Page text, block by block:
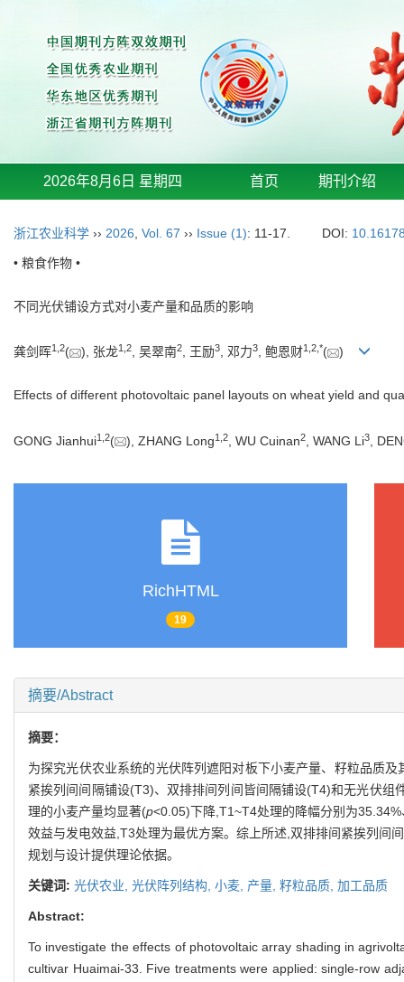
2026年8月6日 星期四 首页 期刊介绍
浙江农业科学 ›› 2026 Vol. 67 ›› Issue (1): 11-17. DOI:
• 粮食作物 •
不同光伏铺设方式对小麦产量和品质的影响
龚剑晖1 2( ), 张龙1 2, 吴翠南2, 王励3, 邓力3, 鲍恩财1 2 *( )
Effects of different photovoltaic panel layouts on wheat yield and
GONG Jianhui1 2( ), ZHANG Long1 2 , WU Cuinan2 , WANG Li3 ,
RichHTML
19
摘要/Abstract
摘要：
为探究光伏农业系统的光伏阵列遮阳对板下小麦产量、籽粒品质
紧挨列间间隔铺设(T3)、双排排间列间皆间隔铺设(T4)和无光伏
理的小麦产量均显著(p<0.05)下降,T1~T4处理的降幅分别为
效益与发电效益,T3处理为最优方案。综上所述,双排排间紧挨列间
规划与设计提供理论依据。
关键词: 光伏农业, 光伏阵列结构, 小麦, 产量, 籽粒品质, 加工品质
Abstract:
To investigate the effects of photovoltaic array shading in
cultivar Huaimai-33. Five treatments were applied: single-row